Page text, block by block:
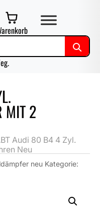
MIT 2
Audi 80 B4 4 Zyl.
Neu
neu Kategorie: